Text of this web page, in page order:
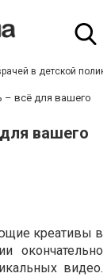
в детской
– всё для вашего
вашего
креативы в
окончательно
видео.